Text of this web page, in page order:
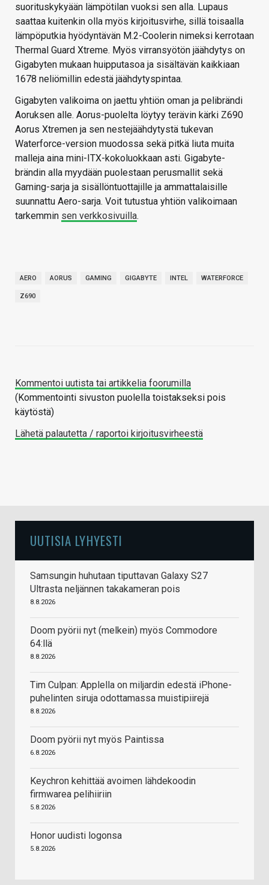
suorituskykyään lämpötilan vuoksi sen alla. Lupaus
saattaa kuitenkin olla myös kirjoitusvirhe, sillä toisaalla
lämpöputkia hyödyntävän M.2-Coolerin nimeksi kerrotaan
Thermal Guard Xtreme. Myös virransyötön jäähdytys on
Gigabyten mukaan huipputasoa ja sisältävän kaikkiaan
1678 neliömillin edestä jäähdytyspintaa.
Gigabyten valikoima on jaettu yhtiön oman ja pelibrändi
Aoruksen alle. Aorus-puolelta löytyy terävin kärki Z690
Aorus Xtremen ja sen nestejäähdytystä tukevan
Waterforce-version muodossa sekä pitkä liuta muita
malleja aina mini-ITX-kokoluokkaan asti. Gigabyte-
brändin alla myydään puolestaan perusmallit sekä
Gaming-sarja ja sisällöntuottajille ja ammattalaisille
suunnattu Aero-sarja. Voit tutustua yhtiön valikoimaan
tarkemmin sen verkkosivuilla.
AERO AORUS GAMING GIGABYTE INTEL WATERFORCE
Z690
Kommentoi uutista tai artikkelia foorumilla
(Kommentointi sivuston puolella toistakseksi pois
käytöstä)
Lähetä palautetta / raportoi kirjoitusvirheestä
UUTISIA LYHYESTI
Samsungin huhutaan tiputtavan Galaxy S27
Ultrasta neljännen takakameran pois
8.8.2026
Doom pyörii nyt (melkein) myös Commodore
64:llä
8.8.2026
Tim Culpan: Applella on miljardin edestä iPhone-
puhelinten siruja odottamassa muistipiirejä
8.8.2026
Doom pyörii nyt myös Paintissa
6.8.2026
Keychron kehittää avoimen lähdekoodin
firmwarea pelihiiriin
5.8.2026
Honor uudisti logonsa
5.8.2026